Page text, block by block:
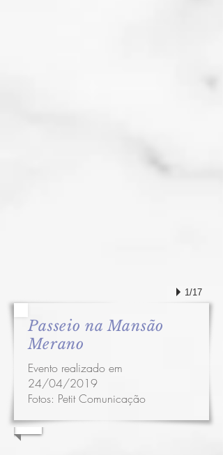
1/17
Passeio na Mansão
Merano
Evento realizado em
24/04/2019
Fotos: Petit Comunicação